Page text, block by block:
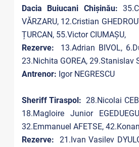
Dacia Buiucani Chișinău:
VĂRZARU, 12.Cristian
ȚURCAN, 55.Victor CIUMAȘU,
Rezerve: 13.Adrian BIVOL,
23.Nichita GOREA, 29.Stanislav
Antrenor: Igor NEGRESCU
Sheriff Tiraspol: 28.Nicolai
18.Magloire Junior
32.Emmanuel AFETSE,
Rezerve: 21.Ivan Vasilev